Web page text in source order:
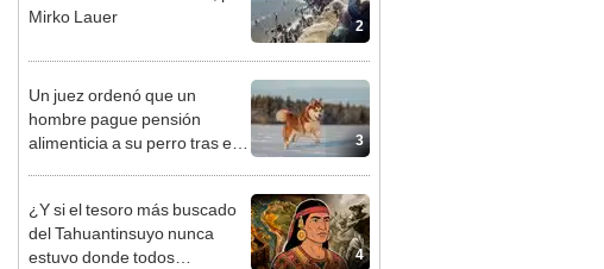
3
Un juez ordenó que un
alimenticia a su perro tras el
divorcio: el caso que marca
un precedente
4
¿Y si el tesoro más buscado
del Tahuantinsuyo nunca
estuvo donde todos
pensaban? Una nueva teoría
reabre el misterio de
Atahualpa